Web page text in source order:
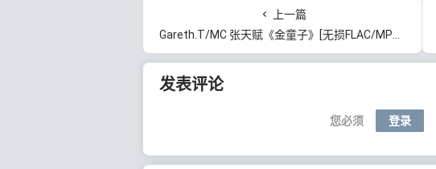
上一篇
Gareth.T/MC 张天赋《金童子》[无损FLAC/MP3/48MB]百度云网盘下载
发表评论
您必须 登录